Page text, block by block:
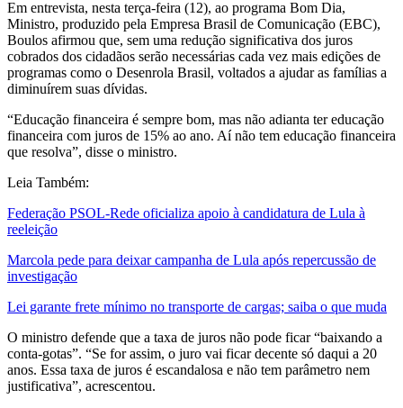
Em entrevista, nesta terça-feira (12), ao programa Bom Dia,
Ministro, produzido pela Empresa Brasil de Comunicação (EBC),
Boulos afirmou que, sem uma redução significativa dos juros
cobrados dos cidadãos serão necessárias cada vez mais edições de
programas como o Desenrola Brasil, voltados a ajudar as famílias a
diminuírem suas dívidas.
“Educação financeira é sempre bom, mas não adianta ter educação
financeira com juros de 15% ao ano. Aí não tem educação financeira
que resolva”, disse o ministro.
Leia Também:
Federação PSOL-Rede oficializa apoio à candidatura de Lula à
reeleição
Marcola pede para deixar campanha de Lula após repercussão de
investigação
Lei garante frete mínimo no transporte de cargas; saiba o que muda
O ministro defende que a taxa de juros não pode ficar “baixando a
conta-gotas”. “Se for assim, o juro vai ficar decente só daqui a 20
anos. Essa taxa de juros é escandalosa e não tem parâmetro nem
justificativa”, acrescentou.